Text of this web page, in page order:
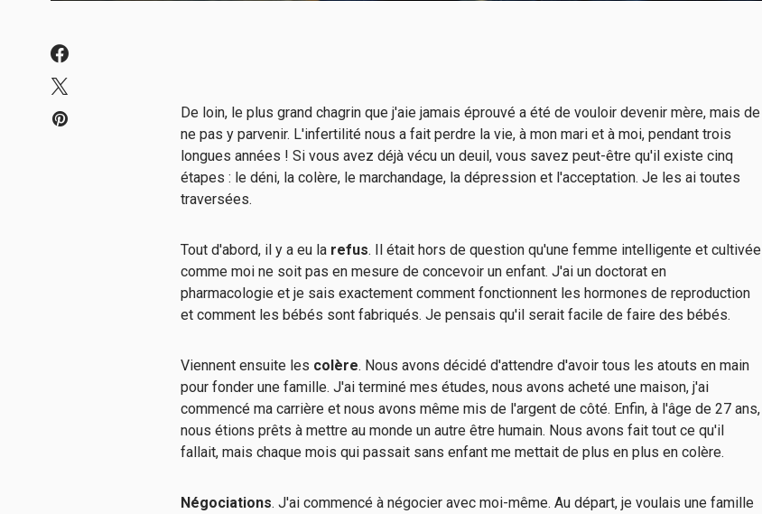
De loin, le plus grand chagrin que j'aie jamais éprouvé a été de vouloir devenir mère, mais de
ne pas y parvenir. L'infertilité nous a fait perdre la vie, à mon mari et à moi, pendant trois
longues années ! Si vous avez déjà vécu un deuil, vous savez peut-être qu'il existe cinq
étapes : le déni, la colère, le marchandage, la dépression et l'acceptation. Je les ai toutes
traversées.
Tout d'abord, il y a eu la refus. Il était hors de question qu'une femme intelligente et cultivée
comme moi ne soit pas en mesure de concevoir un enfant. J'ai un doctorat en
pharmacologie et je sais exactement comment fonctionnent les hormones de reproduction
et comment les bébés sont fabriqués. Je pensais qu'il serait facile de faire des bébés.
Viennent ensuite les colère. Nous avons décidé d'attendre d'avoir tous les atouts en main
pour fonder une famille. J'ai terminé mes études, nous avons acheté une maison, j'ai
commencé ma carrière et nous avons même mis de l'argent de côté. Enfin, à l'âge de 27 ans,
nous étions prêts à mettre au monde un autre être humain. Nous avons fait tout ce qu'il
fallait, mais chaque mois qui passait sans enfant me mettait de plus en plus en colère.
Négociations. J'ai commencé à négocier avec moi-même. Au départ, je voulais une famille